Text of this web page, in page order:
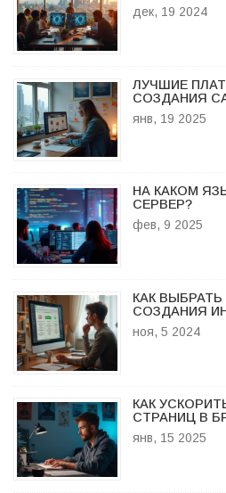
дек, 19 2024
ЛУЧШИЕ
СОЗДАНИЯ
янв, 19 2025
НА КАКОМ
СЕРВЕР?
фев, 9 2025
КАК
СОЗДАНИЯ
ноя, 5 2024
КАК
СТРАНИЦ В
янв, 15 2025